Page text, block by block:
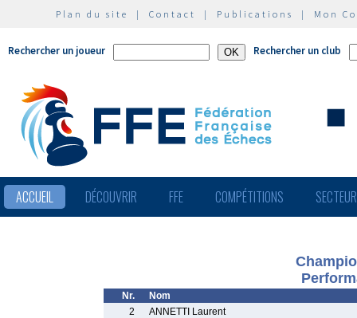
Plan du site | Contact | Publications | Mon
Rechercher un joueur Rechercher un club
ACCUEIL DÉCOUVRIR FFE COMPÉTITIONS
Nr.
Nom
2
ANNETTI Laurent